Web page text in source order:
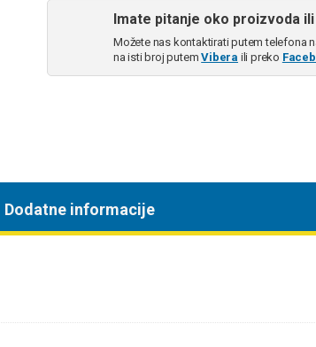
Imate pitanje oko proizvoda
Možete nas kontaktirati putem telefona
na isti broj putemVibera ili preko
Dodatne informacije